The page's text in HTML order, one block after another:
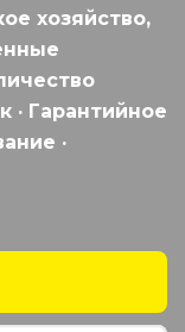
хозяйство,
· Гарантийное
·